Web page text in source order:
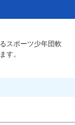
スポーツ少年団軟
す。